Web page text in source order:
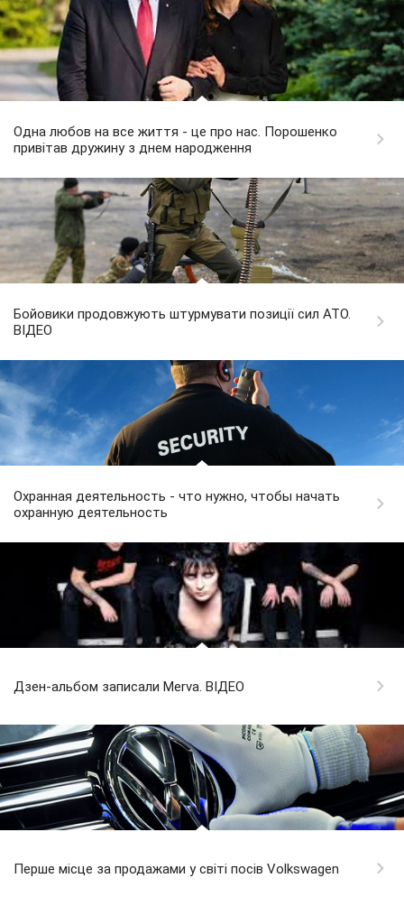
Одна любов на все життя - це про нас. Порошенко
привітав дружину з днем народження
Бойовики продовжують штурмувати позиції сил АТО.
ВІДЕО
Охранная деятельность - что нужно, чтобы начать
охранную деятельность
Дзен-альбом записали Merva. ВІДЕО
Перше місце за продажами у світі посів Volkswagen